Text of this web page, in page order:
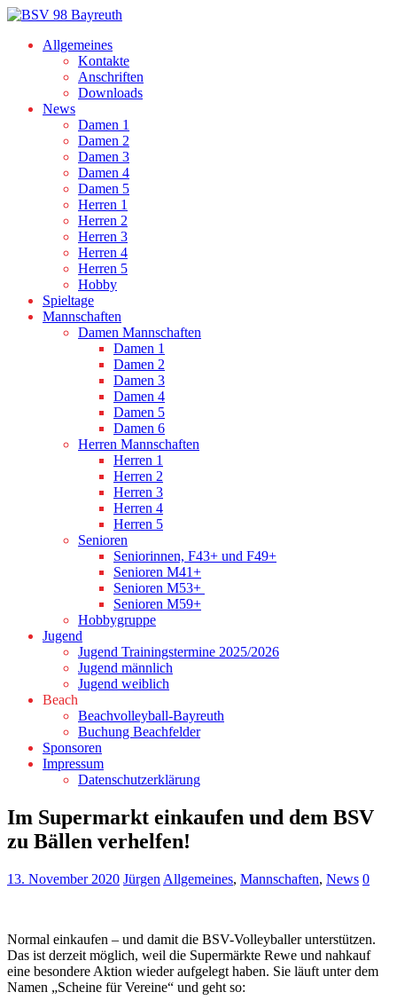
Allgemeines
Kontakte
Anschriften
Downloads
News
Damen 1
Damen 2
Damen 3
Damen 4
Damen 5
Herren 1
Herren 2
Herren 3
Herren 4
Herren 5
Hobby
Spieltage
Mannschaften
Damen Mannschaften
Damen 1
Damen 2
Damen 3
Damen 4
Damen 5
Damen 6
Herren Mannschaften
Herren 1
Herren 2
Herren 3
Herren 4
Herren 5
Senioren
Seniorinnen, F43+ und F49+
Senioren M41+
Senioren M53+
Senioren M59+
Hobbygruppe
Jugend
Jugend Trainingstermine 2025/2026
Jugend männlich
Jugend weiblich
Beach
Beachvolleyball-Bayreuth
Buchung Beachfelder
Sponsoren
Impressum
Datenschutzerklärung
Im Supermarkt einkaufen und dem BSV
zu Bällen verhelfen!
13. November 2020 Jürgen Allgemeines, Mannschaften, News 0
Normal einkaufen – und damit die BSV-Volleyballer unterstützen.
Das ist derzeit möglich, weil die Supermärkte Rewe und nahkauf
eine besondere Aktion wieder aufgelegt haben. Sie läuft unter dem
Namen „Scheine für Vereine“ und geht so: